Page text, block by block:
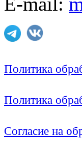
Политика
Политика
Согласие на